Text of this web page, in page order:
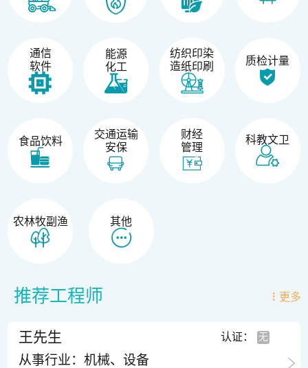
通信
软件
能源
化工
纺织印染
造纸印刷
质检计量
食品饮料
交通运输
安保
财经
管理
科教文卫
农林牧副渔 其他
推荐工程师 更多
王先生 认证：
从事行业：机械、设备